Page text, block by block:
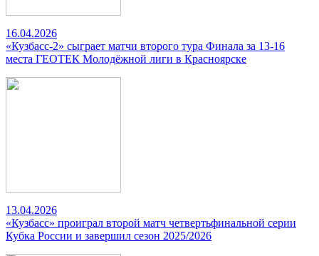
16.04.2026
«Кузбасс-2» сыграет матчи второго тура Финала за 13-16
места ГЕОТЕК Молодёжной лиги в Красноярске
13.04.2026
«Кузбасс» проиграл второй матч четвертьфинальной серии
Кубка России и завершил сезон 2025/2026